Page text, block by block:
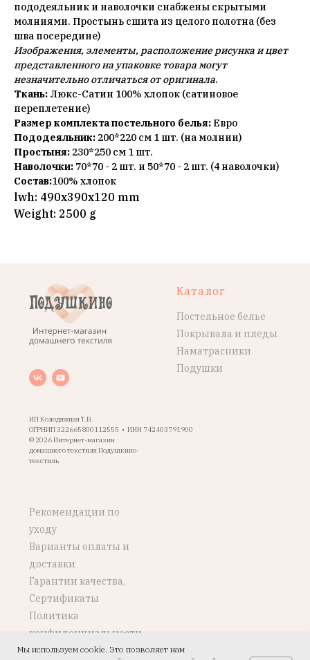
пододеяльник и наволочки снабжены скрытыми
молниями. Простынь сшита из целого полотна (без
шва посередине)
Изображения, элементы, расположение рисунка и цвет
представленного на упаковке товара могут
незначительно отличаться от оригинала.
Ткань: Люкс-Сатин 100% хлопок (сатиновое
переплетение)
Размер комплекта постельного белья: Евро
Пододеяльник: 200*220 см 1 шт. (на молнии)
Простыня: 230*250 см 1 шт.
Наволочки: 70*70 - 2 шт. и 50*70 - 2 шт. (4 наволочки)
Состав:100% хлопок
lwh: 490x390x120 mm
Weight: 2500 g
ИП Колодяжная Т.В.
ОГРНИП 322665800112555 • ИНН 742403791900
© 2026 Интернет-магазин
домашнего текстиля Подушкино-
текстиль
Каталог
Постельное белье
Покрывала и пледы
Наматрасники
Подушки
Рекомендации по
уходу
Варианты оплаты и
доставки
Гарантии качества,
Сертификаты
Политика
конфиденциальности
Возврат, обмен
Мы используем cookie. Это позволяет нам